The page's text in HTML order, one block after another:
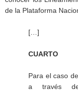
de la Plataforma
[…]
CUARTO
Para el caso
a través